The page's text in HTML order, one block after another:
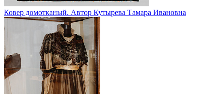
Ковер домотканый. Автор Кутырева Тамара Ивановна